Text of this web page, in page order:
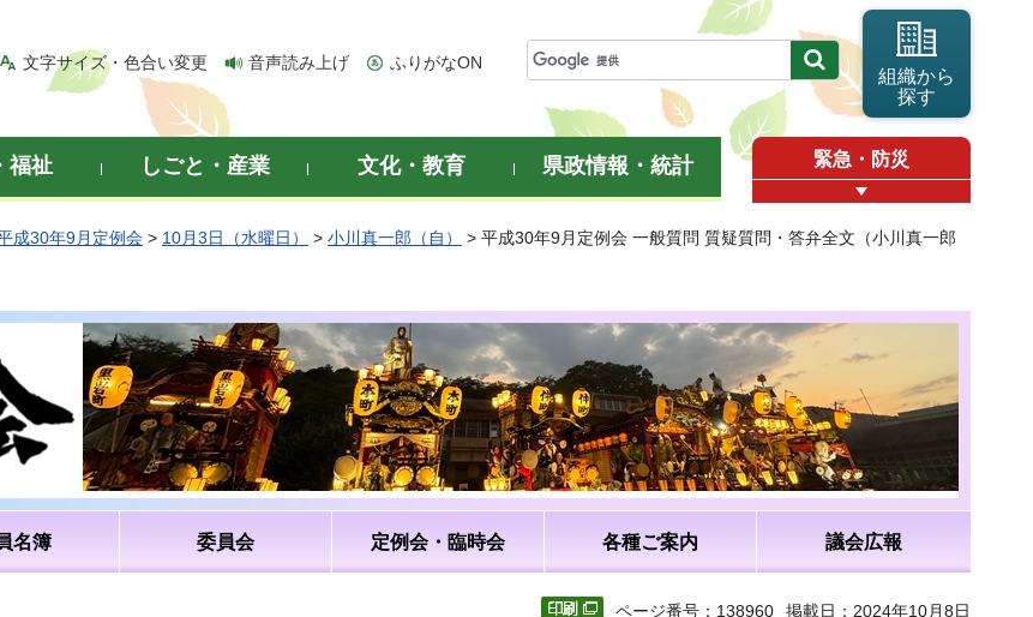
文字サイズ・色合い変更 音声読み上げ ふりがなON
組織から
探す
福祉 しごと・産業 文化・教育 県政情報・統計 緊急・防災
成30年9月定例会 > 10月3日（水曜日） > 小川真一郎（自）
> 平成30年9月定例会 一般質問 質疑質問・答弁全文（小川真一郎
名簿 委員会 定例会・臨時会 各種ご案内 議会広報
ページ番号：138960 掲載日：2024年10月8日